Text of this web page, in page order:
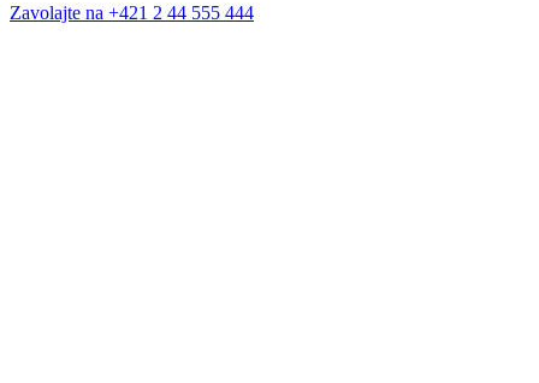
Zavolajte na +421 2 44 555 444